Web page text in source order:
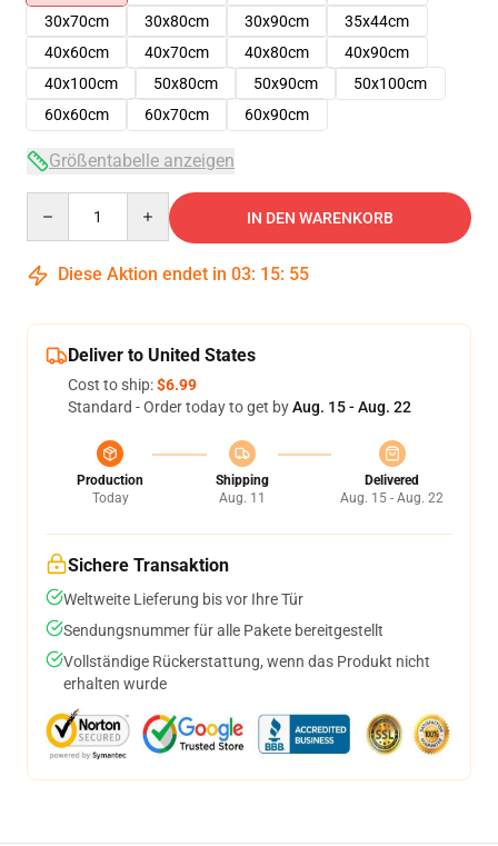
30x70cm
30x80cm 30x90cm
35x44cm
40x60cm
40x70cm 40x80cm
40x90cm
40x100cm
50x80cm 50x90cm
50x100cm
60x60cm
60x70cm 60x90cm
Größentabelle anzeigen
IN DEN WARENKORB
Diese Aktion endet in 03: 15: 54
Deliver to United States
Cost to ship:$6.99
Standard - Order today to get byAug. 15 - Aug. 22
Production
Today
Shipping
Aug. 11
Delivered
Aug. 15 - Aug. 22
Sichere Transaktion
Weltweite Lieferung bis vor Ihre Tür
Sendungsnummer für alle Pakete bereitgestellt
Vollständige Rückerstattung, wenn das Produkt nicht
erhalten wurde